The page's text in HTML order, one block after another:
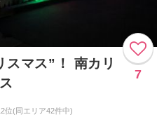
スマス”！ 南カリ
7
位(同エリア42件中)